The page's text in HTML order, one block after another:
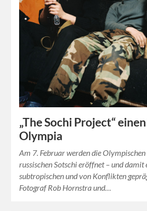
„The Sochi Project“
Olympia
Am 7. Februar werden die
russischen Sotschi eröffnet – und damit
subtropischen und von Konflikten
Fotograf Rob Hornstra und…